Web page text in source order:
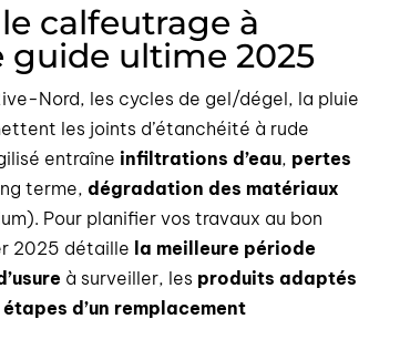
calfeutrage à
ultime 2025
Nord, les cycles de gel/dégel, la pluie
les joints d’étanchéité à rude
entraîne infiltrations d’eau, pertes
terme,dégradation des matériaux
Pour planifier vos travaux au bon
2025 détaille la meilleure période
à surveiller, les produits adaptés
étapes d’un remplacement